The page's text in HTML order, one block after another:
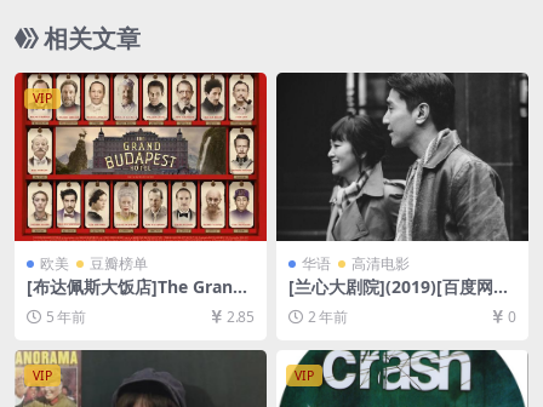
相关文章
VIP
欧美 豆瓣榜单
[布达佩斯大饭店]The Grand
Budapest Hotel (2014)[百度
网盘+迅雷云盘资源1080P超
清未删减][MP4/6.3GB][中英
字幕]
5 年前 2.85
华语 高清电影
[兰心大剧院](2019)[百度网盘
+夸克网盘1080P超清未删减
资源][网盘在线播放/下载][MP
4/8.2GB][中英字幕]
2 年前 0
VIP VIP